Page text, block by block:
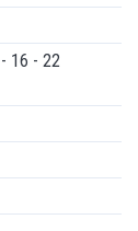
- 22